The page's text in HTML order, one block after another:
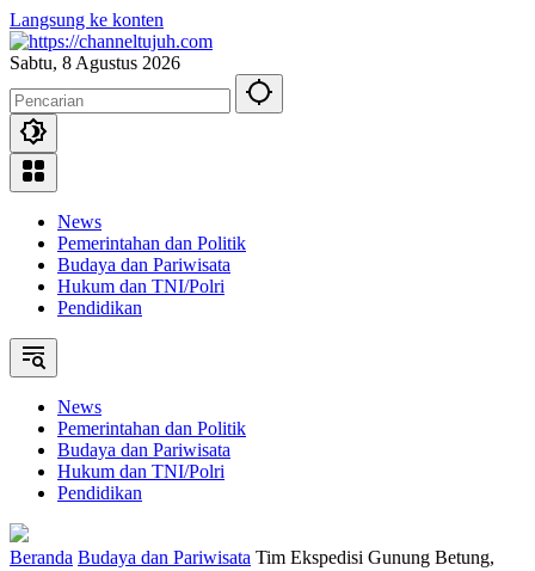
Langsung ke konten
Sabtu, 8 Agustus 2026
News
Pemerintahan dan Politik
Budaya dan Pariwisata
Hukum dan TNI/Polri
Pendidikan
News
Pemerintahan dan Politik
Budaya dan Pariwisata
Hukum dan TNI/Polri
Pendidikan
Beranda Budaya dan Pariwisata Tim Ekspedisi Gunung Betung,